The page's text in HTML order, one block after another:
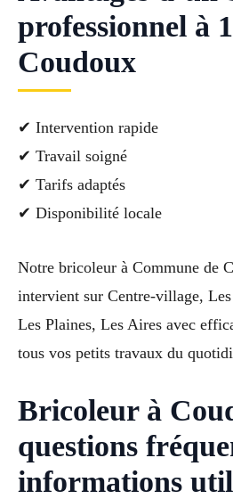
professionnel à
Coudoux
✔ Intervention rapide
✔ Travail soigné
✔ Tarifs adaptés
✔ Disponibilité locale
Notre bricoleur à Commune de
intervient sur Centre-village,
Les Plaines, Les Aires avec
tous vos petits travaux du
Bricoleur à
questions
informations